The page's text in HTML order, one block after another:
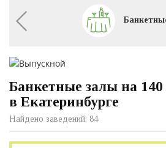
Банкетные залы на 140
в Екатеринбурге
Найдено заведений: 84